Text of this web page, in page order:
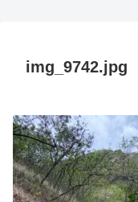
img_9742.jpg